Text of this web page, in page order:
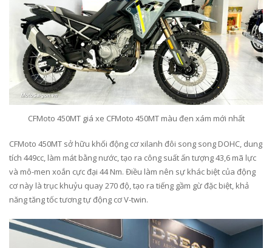
CFMoto 450MT giá xe CFMoto 450MT màu đen xám mới nhất
CFMoto 450MT sở hữu khối động cơ xilanh đôi song song DOHC, dung
tích 449cc, làm mát bằng nước, tạo ra công suất ấn tượng 43,6 mã lực
và mô-men xoắn cực đại 44 Nm. Điều làm nên sự khác biệt của động
cơ này là trục khuỷu quay 270 độ, tạo ra tiếng gầm gừ đặc biệt, khả
năng tăng tốc tương tự động cơ V-twin.